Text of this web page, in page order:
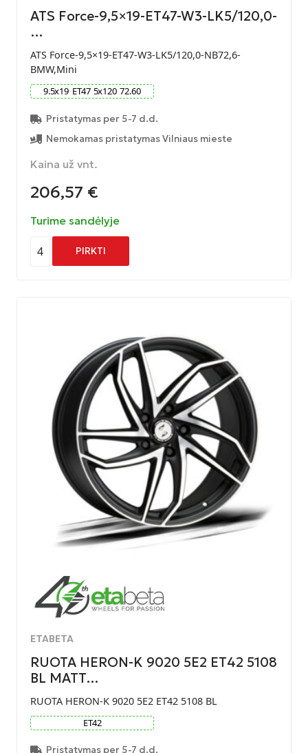
ATS Force-9,5×19-ET47-W3-LK5/120,0-
…
ATS Force-9,5×19-ET47-W3-LK5/120,0-NB72,6-
BMW,Mini
9.5x19 ET47 5x120 72.60
Pristatymas per 5-7 d.d.
Nemokamas pristatymas Vilniaus mieste
Kaina už vnt.
206,57 €
Turime sandėlyje
4 PIRKTI
ETABETA
RUOTA HERON-K 9020 5E2 ET42 5108
BL MATT…
RUOTA HERON-K 9020 5E2 ET42 5108 BL
ET42
Pristatymas per 5-7 d.d.